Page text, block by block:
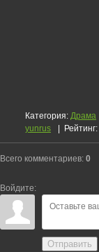
Категория: Драма
yunrus
| Рейтинг:
Всего комментариев: 0
Войдите:
Отправить